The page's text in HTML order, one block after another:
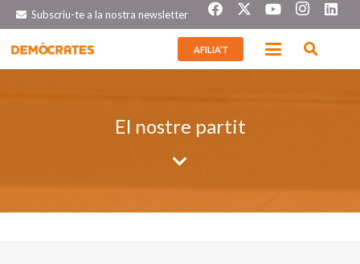
Subscriu-te a la nostra newsletter
AFILIA’T
El nostre partit